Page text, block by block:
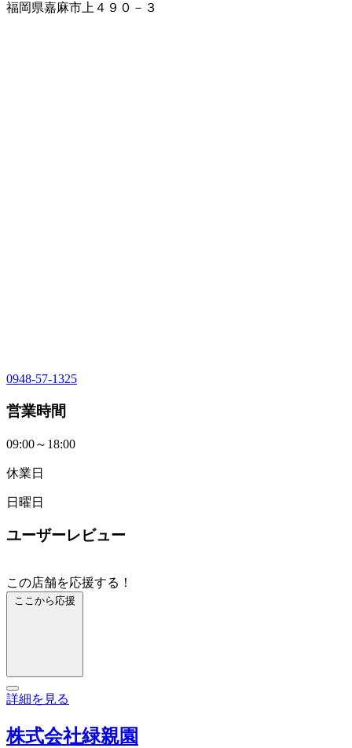
福岡県嘉麻市上４９０－３
0948-57-1325
営業時間
09:00～18:00
休業日
日曜日
ユーザーレビュー
この店舗を応援する！
ここから応援
詳細を見る
株式会社緑親園